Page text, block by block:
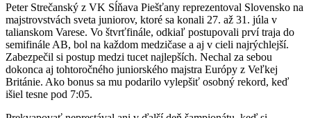
Peter Strečanský z VK Sĺňava Piešťany reprezentoval Slovensko na
majstrovstvách sveta juniorov, ktoré sa konali 27. až 31. júla v
talianskom Varese. Vo štvrťfinále, odkiaľ postupovali prví traja do
semifinále AB, bol na každom medzičase a aj v cieli najrýchlejší.
Zabezpečil si postup medzi tucet najlepších. Nechal za sebou
dokonca aj tohtoročného juniorského majstra Európy z Veľkej
Británie. Ako bonus sa mu podarilo vylepšiť osobný rekord, keď
išiel tesne pod 7:05.